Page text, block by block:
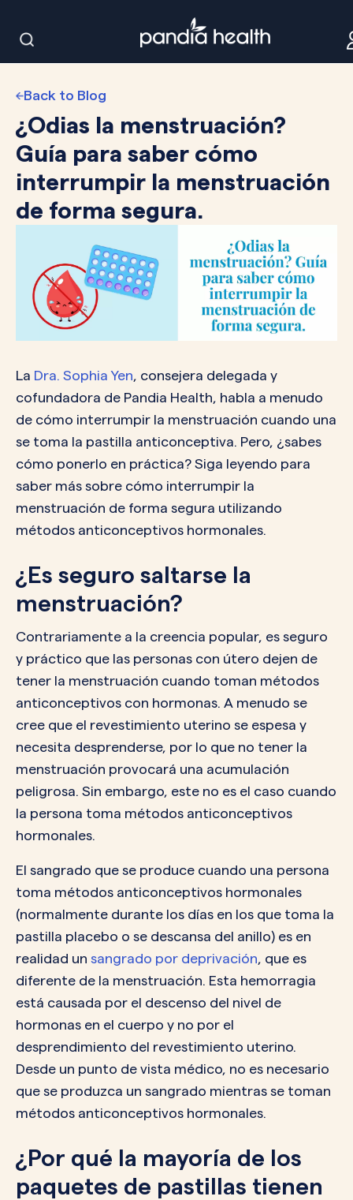
Back to Blog
¿Odias la menstruación?
Guía para saber cómo
interrumpir la menstruación
de forma segura.
La Dra. Sophia Yen, consejera delegada y
cofundadora de Pandia Health, habla a menudo
de cómo interrumpir la menstruación cuando una
se toma la pastilla anticonceptiva. Pero, ¿sabes
cómo ponerlo en práctica? Siga leyendo para
saber más sobre cómo interrumpir la
menstruación de forma segura utilizando
métodos anticonceptivos hormonales.
¿Es seguro saltarse la
menstruación?
Contrariamente a la creencia popular, es seguro
y práctico que las personas con útero dejen de
tener la menstruación cuando toman métodos
anticonceptivos con hormonas. A menudo se
cree que el revestimiento uterino se espesa y
necesita desprenderse, por lo que no tener la
menstruación provocará una acumulación
peligrosa. Sin embargo, este no es el caso cuando
la persona toma métodos anticonceptivos
hormonales.
El sangrado que se produce cuando una persona
toma métodos anticonceptivos hormonales
(normalmente durante los días en los que toma la
pastilla placebo o se descansa del anillo) es en
realidad un sangrado por deprivación, que es
diferente de la menstruación. Esta hemorragia
está causada por el descenso del nivel de
hormonas en el cuerpo y no por el
desprendimiento del revestimiento uterino.
Desde un punto de vista médico, no es necesario
que se produzca un sangrado mientras se toman
métodos anticonceptivos hormonales.
¿Por qué la mayoría de los
paquetes de pastillas tienen